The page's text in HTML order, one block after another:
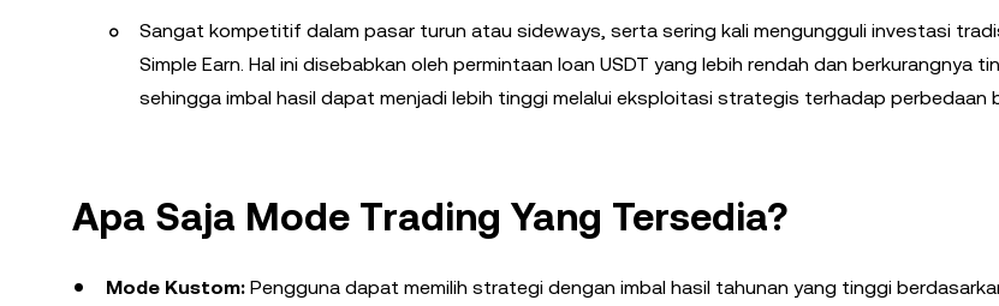
Sangat kompetitif dalam pasar turun atau sideways, serta sering kali mengungguli investasi
Simple Earn. Hal ini disebabkan oleh permintaan loan USDT yang lebih rendah dan berkurangnya
sehingga imbal hasil dapat menjadi lebih tinggi melalui eksploitasi strategis terhadap perbedaan
Apa Saja Mode Trading Yang Tersedia?
Mode Kustom: Pengguna dapat memilih strategi dengan imbal hasil tahunan yang tinggi